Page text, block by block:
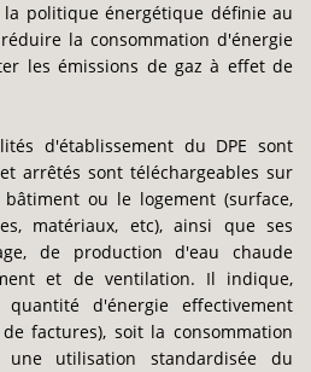
politique énergétique définie au
la consommation d'énergie
les émissions de gaz à effet de
d'établissement du DPE sont
arrêtés sont téléchargeables sur
ou le logement (surface,
matériaux, etc), ainsi que ses
de production d'eau chaude
et de ventilation. Il indique,
d'énergie effectivement
factures), soit la consommation
utilisation standardisée du